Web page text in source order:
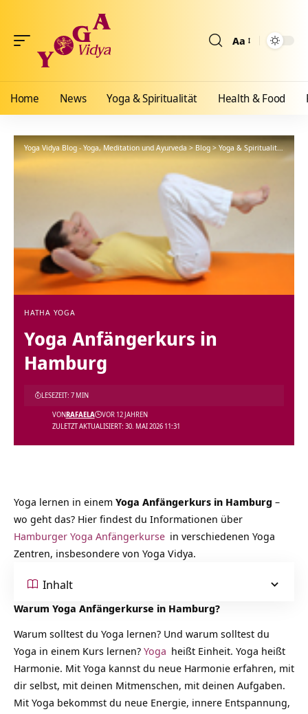
Aa
Home News Yoga & Spiritualität Health & Food
Yoga Vidya Blog - Yoga, Meditation und Ayurveda>Blog>Yoga & Spiritualität >
HATHA YOGA
Yoga Anfängerkurs in
Hamburg
ZULETZT AKTUALISIERT: 30. MAI 2026 11:31
VONRAFAELA VOR 12 JAHREN
LESEZEIT: 7 MIN
Yoga lernen in einem Yoga Anfängerkurs in Hamburg –
wo geht das? Hier findest du Informationen über
Hamburger Yoga Anfängerkurse in verschiedenen Yoga
Zentren, insbesondere von Yoga Vidya.
Inhalt
Warum Yoga Anfängerkurse in Hamburg?
Warum solltest du Yoga lernen? Und warum solltest du
Yoga in einem Kurs lernen? Yoga heißt Einheit. Yoga heißt
Harmonie. Mit Yoga kannst du neue Harmonie erfahren, mit
dir selbst, mit deinen Mitmenschen, mit deinen Aufgaben.
Mit Yoga bekommst du neue Energie, innere Entspannung,